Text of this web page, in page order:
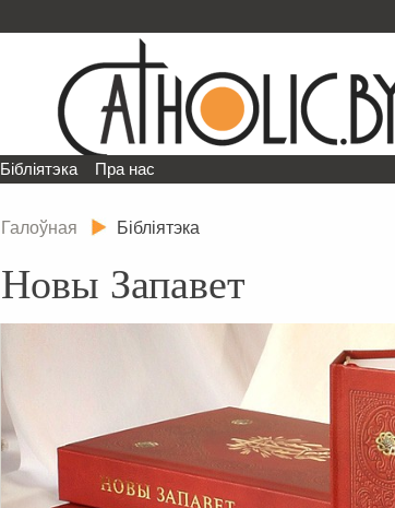
Бібліятэка Пра нас
Галоўная Бібліятэка
Новы Запавет